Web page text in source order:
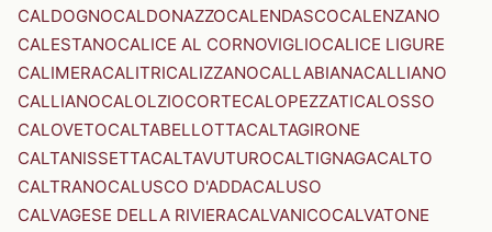
CALDOGNOCALDONAZZOCALENDASCOCALENZANO
CALESTANOCALICE AL CORNOVIGLIOCALICE LIGURE
CALIMERACALITRICALIZZANOCALLABIANACALLIANO
CALLIANOCALOLZIOCORTECALOPEZZATICALOSSO
CALOVETOCALTABELLOTTACALTAGIRONE
CALTANISSETTACALTAVUTUROCALTIGNAGACALTO
CALTRANOCALUSCO D'ADDACALUSO
CALVAGESE DELLA RIVIERACALVANICOCALVATONE